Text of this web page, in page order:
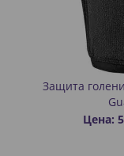
Защита
Цена: